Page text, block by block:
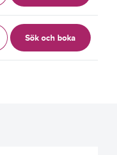
Sök och boka